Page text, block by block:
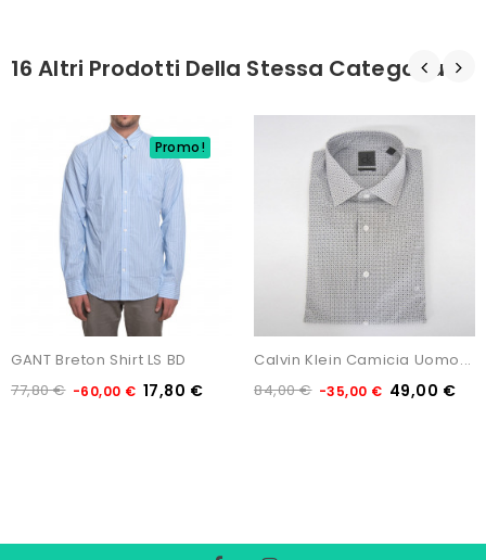
16 Altri Prodotti Della Stessa Categoria:
Promo!
GANT Breton Shirt LS BD
77,80 € -60,00 € 17,80 €
Calvin Klein Camicia Uomo...
84,00 € -35,00 € 49,00 €